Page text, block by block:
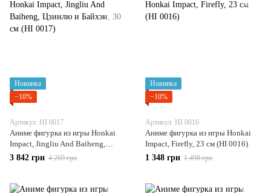
Новинка
−10%
Артикул: HI 0017
Аниме фигурка из игры Honkai
Impact, Jingliu And Baiheng,
Цзинлю и Байхэн, 30 см (HI 0017)
3 842 грн 4 269 грн
Новинка
−10%
Артикул: HI 0016
Аниме фигурка из игры Honkai
Impact, Firefly, 23 см (HI 0016)
1 348 грн 1 498 грн